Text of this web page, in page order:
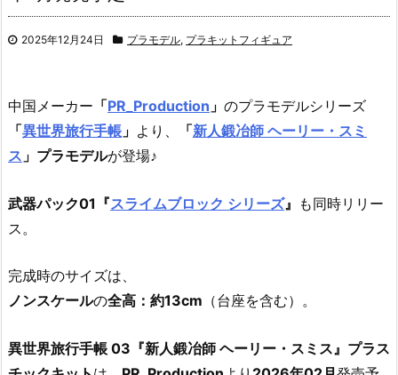
2025年12月24日 プラモデル, プラキットフィギュア
中国メーカー 「PR_Production 」 のプラモデルシリーズ
「異世界旅行手帳 」 より、 「新人鍛冶師 ヘーリー・スミ
ス 」プラモデルが登場♪
武器パック01『スライムブロック シリーズ』 も同時リリー
ス。
完成時のサイズは、
ノンスケールの全高：約13cm （台座を含む）。
異世界旅行手帳 03『新人鍛冶師 ヘーリー・スミス』プラス